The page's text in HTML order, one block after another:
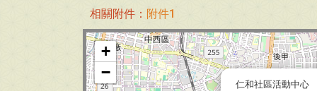
相關附件： 附件1
仁和社區活動中心
+
−